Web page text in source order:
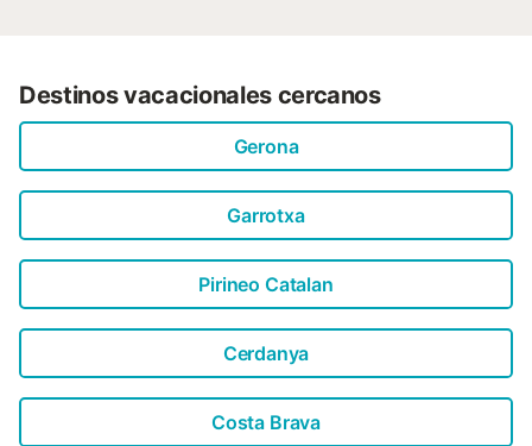
Destinos vacacionales cercanos
Gerona
Garrotxa
Pirineo Catalan
Cerdanya
Costa Brava